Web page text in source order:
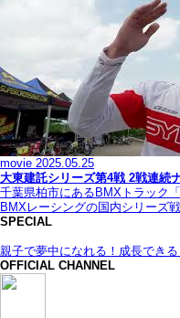
movie 2025.05.25
大東建託シリーズ第4戦 2戦連続
千葉県柏市にあるBMXトラック
BMXレーシングの国内シリーズ
SPECIAL
親子で夢中になれる！成長でき
OFFICIAL CHANNEL